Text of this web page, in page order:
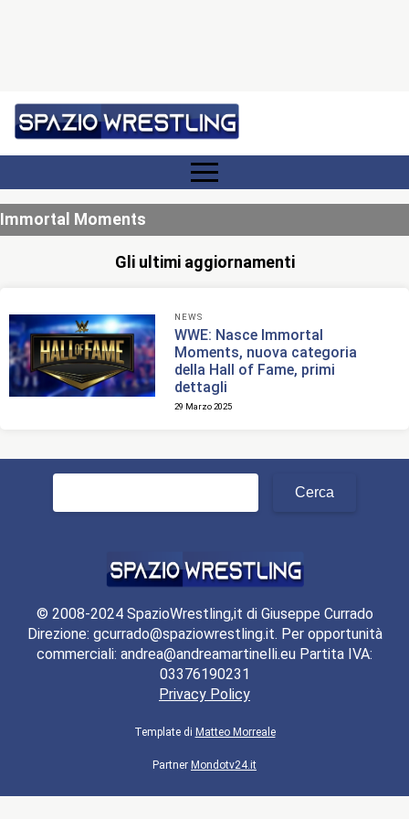
Immortal Moments
Gli ultimi aggiornamenti
NEWS
WWE: Nasce Immortal
Moments, nuova categoria
della Hall of Fame, primi
dettagli
29 Marzo 2025
Ricerca
© 2008-2024 SpazioWrestling,it di Giuseppe Currado
Direzione: gcurrado@spaziowrestling.it. Per opportunità
commerciali: andrea@andreamartinelli.eu Partita IVA:
03376190231
Privacy Policy
Template di Matteo Morreale
Partner Mondotv24.it